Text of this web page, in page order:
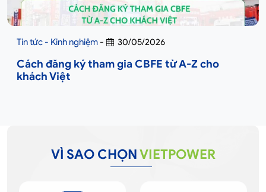
Tin tức - Kinh nghiệm - 30/05/2026
Cách đăng ký tham gia CBFE từ A-Z cho
khách Việt
VÌ SAO CHỌNVIETPOWER